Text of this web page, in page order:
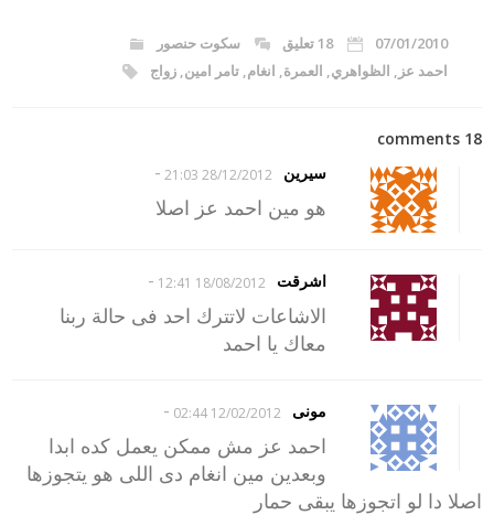
07/01/2010 18 تعليق
سكوت حنصور
احمد عز , الظواهري, العمرة, انغام,تامر امين,زواج
18 comments
سيرين
28/12/2012 21:03
-
هو مين احمد عز اصلا
اشرقت 18/08/2012 12:41
-
الاشاعات لاتترك احد فى حالة ربنا
معاك يا احمد
مونى 12/02/2012 02:44
-
احمد عز مش ممكن يعمل كده ابدا
وبعدين مين انغام دى اللى هو يتجوزها
اصلا دا لو اتجوزها يبقى حمار